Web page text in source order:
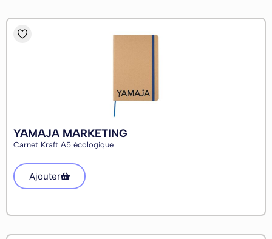
YAMAJA MARKETING
Carnet Kraft A5 écologique
Ajouter